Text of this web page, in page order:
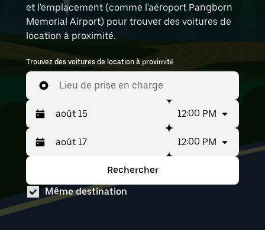
et l'emplacement (comme l'aéroport Pangborn
Memorial Airport) pour trouver des voitures de
location à proximité.
Trouvez des voitures de location à proximité
Lieu de prise en charge
Appuyez
sur
la
vers
le
bas
Période
sélectionnée :
août
au août
17
12:00 PM
sur
la
flèche
sélectionnée :
août
15
12:00 PM
Rechercher
Même destination